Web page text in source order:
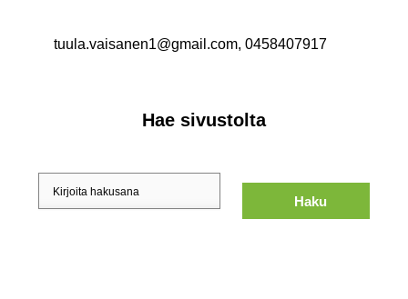
tuula.vaisanen1@gmail.com, 0458407917
Hae sivustolta